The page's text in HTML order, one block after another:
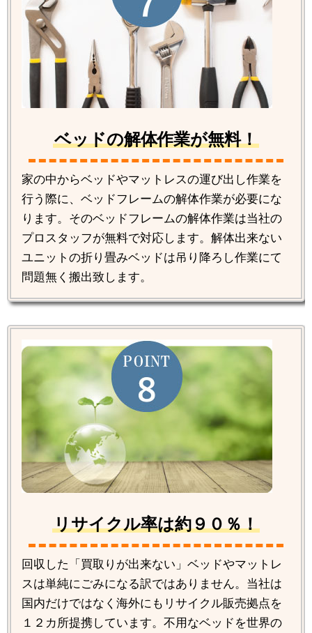
ベッドの解体作業が無料！
家の中からベッドやマットレスの運び出し作業を
行う際に、ベッドフレームの解体作業が必要にな
ります。そのベッドフレームの解体作業は当社の
プロスタッフが無料で対応します。解体出来ない
ユニットの折り畳みベッドは吊り降ろし作業にて
問題無く搬出致します。
リサイクル率は約９０％！
回収した「買取りが出来ない」ベッドやマットレ
スは単純にごみになる訳ではありません。当社は
国内だけではなく海外にもリサイクル販売拠点を
１２カ所提携しています。不用なベッドを世界の